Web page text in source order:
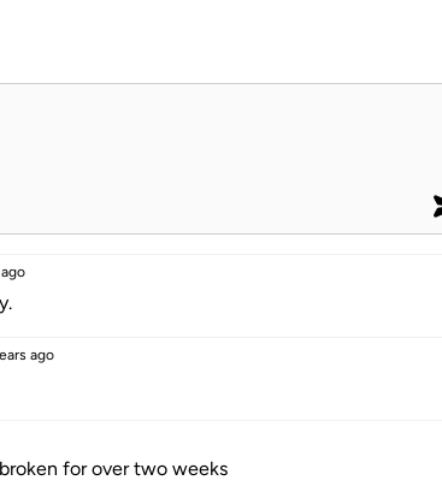
ago
for over two weeks